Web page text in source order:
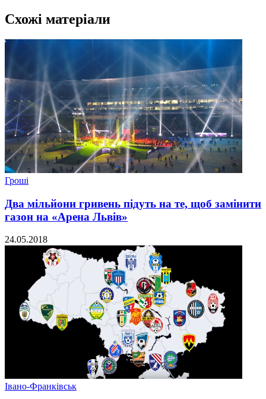
Схожі матеріали
Гроші
Два мільйони гривень підуть на те, щоб замінити
газон на «Арена Львів»
24.05.2018
Івано-Франківськ